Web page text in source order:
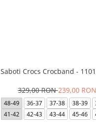
Saboti Crocs Crocband -
329,00 RON239,00 RON
48-49 36-37 37-38 38-39
41-42
42-43 43-44 45-46